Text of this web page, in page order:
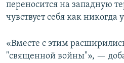
переносится на западную
чувствует себя как никогда
«Вместе с этим
"священной войны"», —